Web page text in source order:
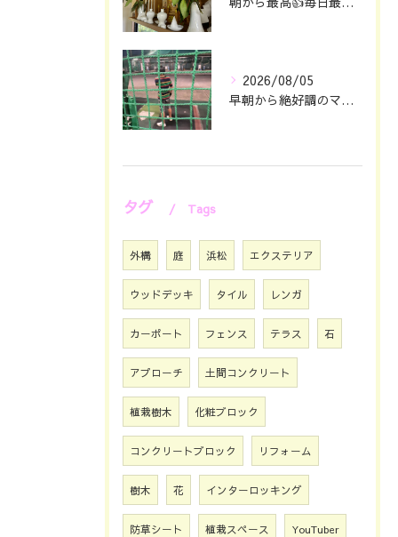
2026/08/05
早朝から絶好調のマツジン社長でございます✌️😁
タグ Tags
外構 庭 浜松 エクステリア
ウッドデッキ タイル レンガ
カーポート フェンス テラス 石
アプローチ 土間コンクリート
植栽樹木 化粧ブロック
コンクリートブロック リフォーム
樹木 花 インターロッキング
防草シート 植栽スペース YouTuber